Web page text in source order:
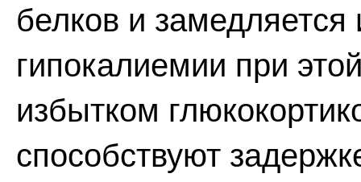
белков и замедляется
гипокалиемии при
избытком
способствуют